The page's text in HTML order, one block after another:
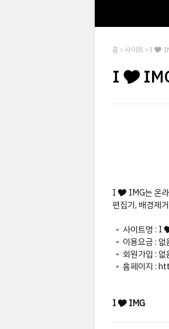
홈 사이트 I 🎔
I 🎔
I 🎔 IMG는 온라
편집기, 배경제
◦ 사이트명 : I
◦ 이용요금 : 없
◦ 회원가입 : 없
◦ 홈페이지 :
I 🎔 IMG